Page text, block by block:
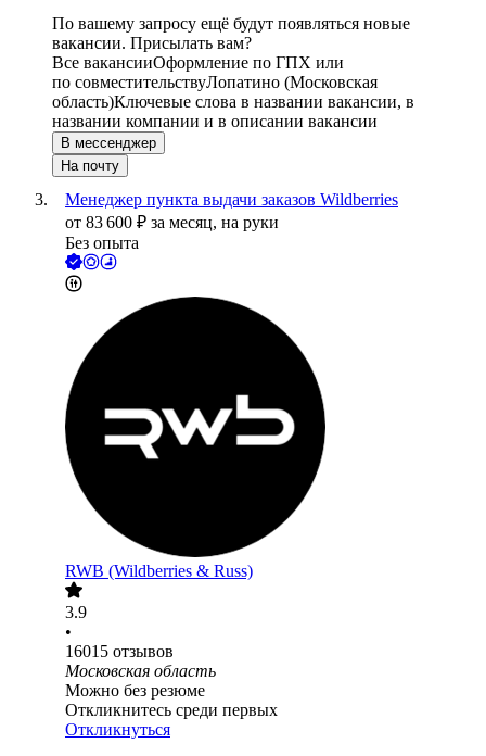
По вашему запросу ещё будут появляться новые
вакансии. Присылать вам?
Все вакансииОформление по ГПХ или
по совместительствуЛопатино (Московская
область)Ключевые слова в названии вакансии, в
названии компании и в описании вакансии
В мессенджер
На почту
Менеджер пункта выдачи заказов Wildberries
от 83 600 ₽ за месяц, на руки
Без опыта
RWB (Wildberries & Russ)
3.9
•
16015 отзывов
Московская область
Можно без резюме
Откликнитесь среди первых
Откликнуться